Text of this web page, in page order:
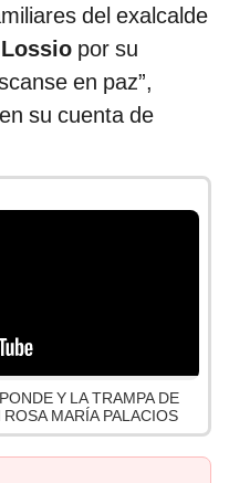
del exalcalde
por su
en paz”,
su cuenta de
Y LA TRAMPA DE
MARÍA PALACIOS